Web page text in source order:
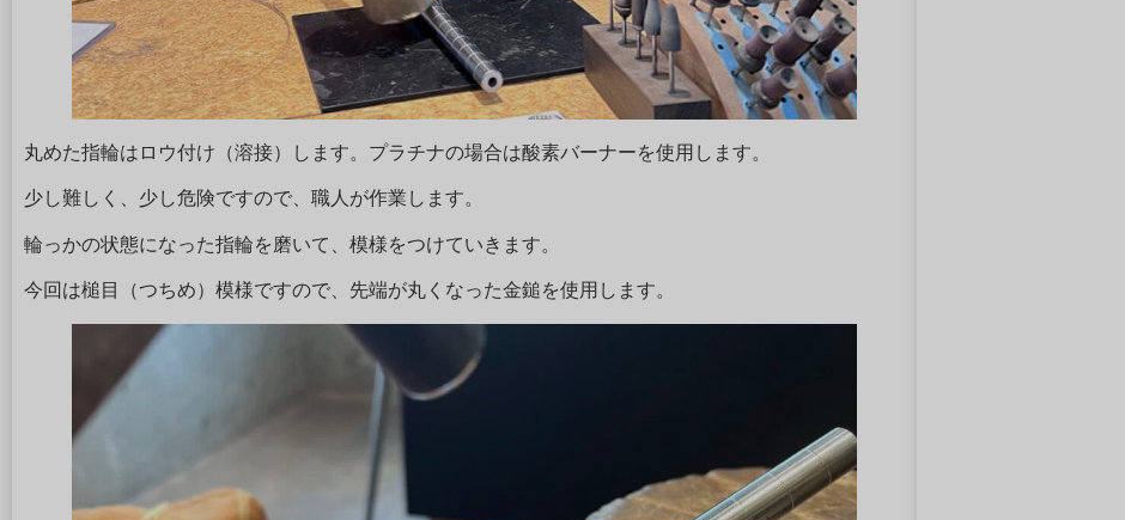
丸めた指輪はロウ付け（溶接）します。プラチナの場合は酸素バーナーを使用します。
少し難しく、少し危険ですので、職人が作業します。
輪っかの状態になった指輪を磨いて、模様をつけていきます。
今回は槌目（つちめ）模様ですので、先端が丸くなった金鎚を使用します。